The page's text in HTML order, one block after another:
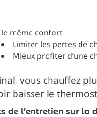
le même confort
Limiter les pertes de
Mieux profiter d’une
vous chauffez
baisser le
de l’entretien sur la